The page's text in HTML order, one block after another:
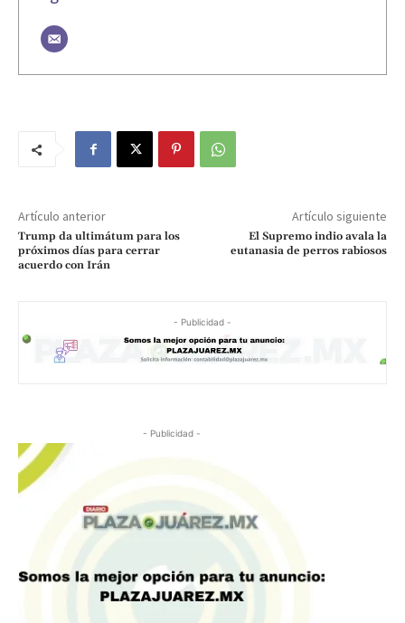
Artículo anterior
Trump da ultimátum para los
próximos días para cerrar
acuerdo con Irán
Artículo siguiente
El Supremo indio avala la
eutanasia de perros rabiosos
- Publicidad -
- Publicidad -